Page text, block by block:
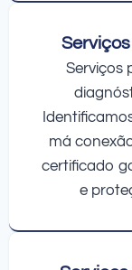
Serviços
má
certificado
e